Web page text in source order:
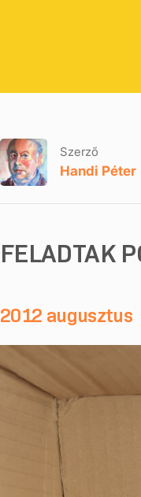
Szerző
Handi Péter
FELADTAK
2012 augusztus